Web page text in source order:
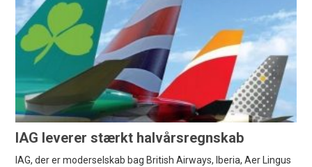
IAG leverer stærkt halvårsregnskab
IAG, der er moderselskab bag British Airways, Iberia, Aer Lingus